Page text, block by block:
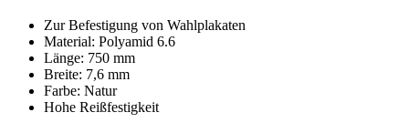
Zur Befestigung von Wahlplakaten
Material: Polyamid 6.6
Länge: 750 mm
Breite: 7,6 mm
Farbe: Natur
Hohe Reißfestigkeit